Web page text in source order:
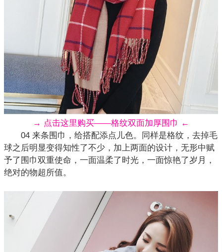
→ 点击这里购买——格纹双面加厚围巾 ←
04 来条围巾，给搭配添点儿色。同样是格纹，去掉毛
球之后明显变得知性了不少，加上两面的设计，无形中赋
予了围巾双重使命，一面温柔了时光，一面惊艳了岁月，
绝对的物超所值。